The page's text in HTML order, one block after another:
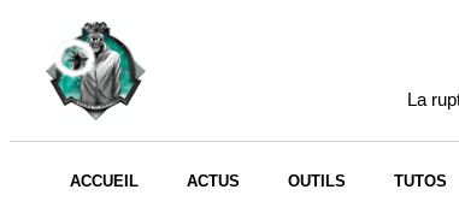
contenu
La
ACCUEIL ACTUS OUTILS TUTOS